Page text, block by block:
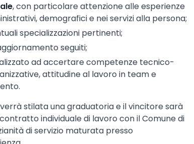
, con particolare attenzione alle esperienze
demografici e nei servizi alla persona;
specializzazioni pertinenti;
seguiti;
ad accertare competenze tecnico-
attitudine al lavoro in team e
stilata una graduatoria e il vincitore sarà
individuale di lavoro con il Comune di
di servizio maturata presso